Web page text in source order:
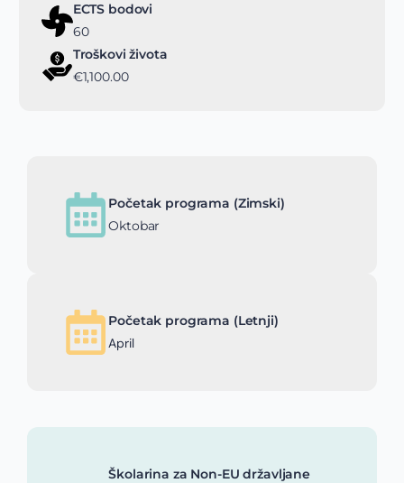
ECTS bodovi
60
Troškovi života
€1,100.00
Početak programa (Zimski)
Oktobar
Početak programa (Letnji)
April
Školarina za Non-EU državljane